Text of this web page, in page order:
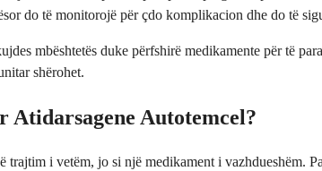
do të monitorojë për çdo komplikacion dhe do të
mbështetës duke përfshirë medikamente për të
shërohet.
Atidarsagene Autotemcel?
trajtim i vetëm, jo si një medikament i vazhdueshëm.